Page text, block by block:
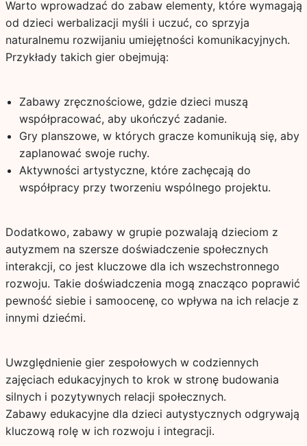
Warto wprowadzać do zabaw elementy, które wymagają
od dzieci werbalizacji myśli i uczuć, co sprzyja
naturalnemu rozwijaniu umiejętności komunikacyjnych.
Przykłady takich gier obejmują:
Zabawy zręcznościowe, gdzie dzieci muszą
współpracować, aby ukończyć zadanie.
Gry planszowe, w których gracze komunikują się, aby
zaplanować swoje ruchy.
Aktywności artystyczne, które zachęcają do
współpracy przy tworzeniu wspólnego projektu.
Dodatkowo, zabawy w grupie pozwalają dzieciom z
autyzmem na szersze doświadczenie społecznych
interakcji, co jest kluczowe dla ich wszechstronnego
rozwoju. Takie doświadczenia mogą znacząco poprawić
pewność siebie i samoocenę, co wpływa na ich relacje z
innymi dziećmi.
Uwzględnienie gier zespołowych w codziennych
zajęciach edukacyjnych to krok w stronę budowania
silnych i pozytywnych relacji społecznych.
Zabawy edukacyjne dla dzieci autystycznych odgrywają
kluczową rolę w ich rozwoju i integracji.